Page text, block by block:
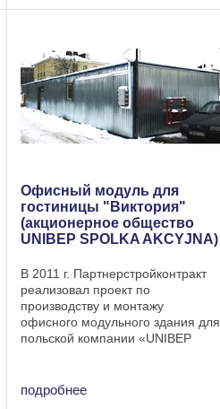
бытового городка включает ...
Офисный модуль для
гостиницы "Виктория"
(акционерное общество
UNIBEP SPOLKA AKCYJNA)
В 2011 г. Партнерстройконтракт
реализовал проект по
производству и монтажу
офисного модульного здания для
польской компании «UNIBEP
здания): — Модульное здание
подробнее